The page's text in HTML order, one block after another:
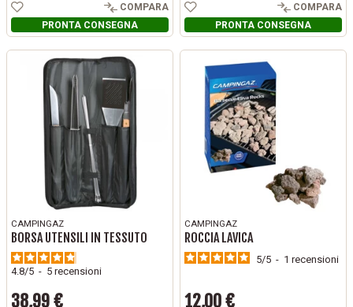
COMPARA
PRONTA CONSEGNA
COMPARA
PRONTA CONSEGNA
CAMPINGAZ
BORSA UTENSILI IN TESSUTO
4.8/5 - 5 recensioni
38,99 €
CAMPINGAZ
ROCCIA LAVICA
5/5 - 1 recensioni
12,00 €